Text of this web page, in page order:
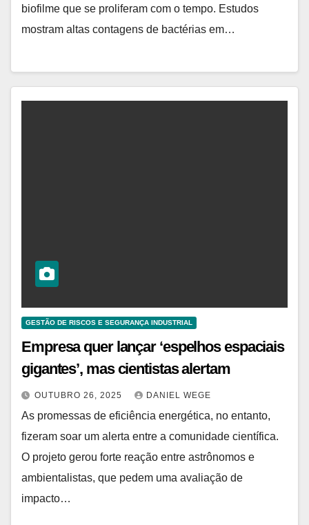
biofilme que se proliferam com o tempo. Estudos
mostram altas contagens de bactérias em…
GESTÃO DE RISCOS E SEGURANÇA INDUSTRIAL
Empresa quer lançar ‘espelhos espaciais
gigantes’, mas cientistas alertam
OUTUBRO 26, 2025 DANIEL WEGE
As promessas de eficiência energética, no entanto,
fizeram soar um alerta entre a comunidade científica.
O projeto gerou forte reação entre astrônomos e
ambientalistas, que pedem uma avaliação de
impacto…